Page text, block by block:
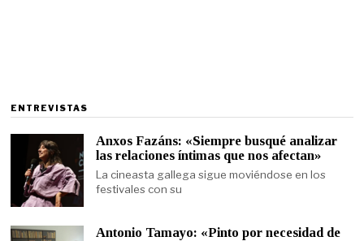
ENTREVISTAS
Anxos Fazáns: «Siempre busqué analizar
las relaciones íntimas que nos afectan»
La cineasta gallega sigue moviéndose en los
festivales con su
Antonio Tamayo: «Pinto por necesidad de